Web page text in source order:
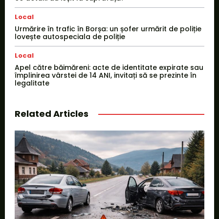
Local
Urmărire în trafic în Borșa: un șofer urmărit de poliție
lovește autospeciala de poliție
Local
Apel către băimăreni: acte de identitate expirate sau
împlinirea vârstei de 14 ANI, invitați să se prezinte în
legalitate
Related Articles